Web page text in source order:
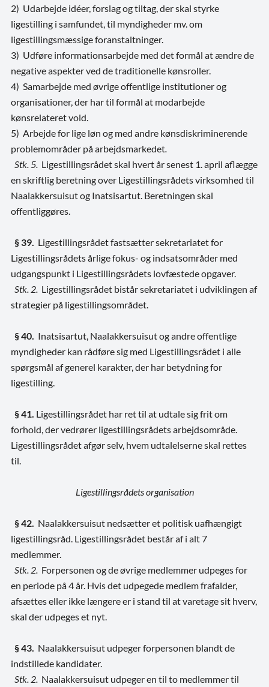
2) Udarbejde idéer, forslag og tiltag, der skal styrke
ligestilling i samfundet, til myndigheder mv. om
ligestillingsmæssige foranstaltninger.
3) Udføre informationsarbejde med det formål at ændre de
negative aspekter ved de traditionelle kønsroller.
4) Samarbejde med øvrige offentlige institutioner og
organisationer, der har til formål at modarbejde
kønsrelateret vold.
5) Arbejde for lige løn og med andre kønsdiskriminerende
problemområder på arbejdsmarkedet
Stk. 5. Ligestillingsrådet skal hvert år senest 1. april aflægge
en skriftlig beretning over Ligestillingsrådets virksomhed til
Naalakkersuisut og Inatsisartut. Beretningen skal
offentliggøres.
§ 39. Ligestillingsrådet fastsætter sekretariatet for
Ligestillingsrådets årlige fokus- og indsatsområder med
udgangspunkt i Ligestillingsrådets lovfæstede opgaver.
Stk. 2. Ligestillingsrådet bistår sekretariatet i udviklingen af
strategier på ligestillingsområdet.
§ 40. Inatsisartut, Naalakkersuisut og andre offentlige
myndigheder kan rådføre sig med Ligestillingsrådet i alle
spørgsmål af generel karakter, der har betydning for
ligestilling.
§ 41. Ligestillingsrådet har ret til at udtale sig frit om
forhold, der vedrører ligestillingsrådets arbejdsområde.
Ligestillingsrådet afgør selv, hvem udtalelserne skal rettes
til.
Ligestillingsrådets organisation
§ 42. Naalakkersuisut nedsætter et politisk uafhængigt
ligestillingsråd. Ligestillingsrådet består af i alt 7
medlemmer.
Stk. 2. Forpersonen og de øvrige medlemmer udpeges for
en periode på 4 år. Hvis det udpegede medlem frafalder,
afsættes eller ikke længere er i stand til at varetage sit hverv,
skal der udpeges et nyt.
§ 43. Naalakkersuisut udpeger forpersonen blandt de
indstillede kandidater.
Stk. 2. Naalakkersuisut udpeger en til to medlemmer til